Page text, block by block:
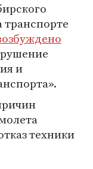
транспорте
и
техники